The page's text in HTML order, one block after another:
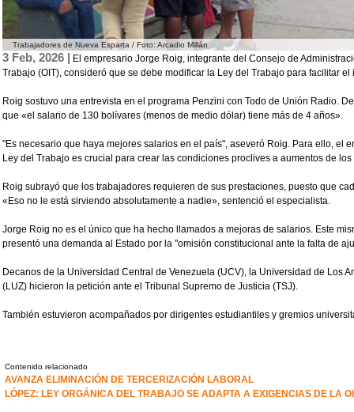
Trabajadores de Nueva Esparta / Foto: Arcadio Millán
3 Feb, 2026 | El empresario Jorge Roig, integrante del Consejo de
Trabajo (OIT), consideró que se debe modificar la Ley del Trabajo para facilitar
Roig sostuvo una entrevista en el programa Penzini con Todo de Unión Radio.
que «el salario de 130 bolívares (menos de medio dólar) tiene más de 4 años».
"Es necesario que haya mejores salarios en el país", aseveró Roig. Para ello, el
Ley del Trabajo es crucial para crear las condiciones proclives a aumentos de
Roig subrayó que los trabajadores requieren de sus prestaciones, puesto que
«Eso no le está sirviendo absolutamente a nadie», sentenció el especialista.
Jorge Roig no es el único que ha hecho llamados a mejoras de salarios. Este
presentó una demanda al Estado por la "omisión constitucional ante la falta de
Decanos de la Universidad Central de Venezuela (UCV), la Universidad de Los
(LUZ) hicieron la petición ante el Tribunal Supremo de Justicia (TSJ).
También estuvieron acompañados por dirigentes estudiantiles y gremios
Contenido relacionado
AVANZA ELIMINACIÓN DE TERCERIZACIÓN LABORAL
LÓPEZ: LEY ORGÁNICA DEL TRABAJO SE ADAPTA A EXIGENCIAS DE LA